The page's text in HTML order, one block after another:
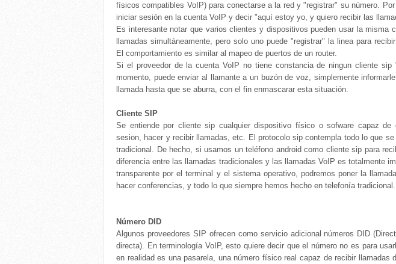
físicos compatibles VoIP) para conectarse a la red y "registrar" su número.
iniciar sesión en la cuenta VoIP y decir "aquí estoy yo, y quiero recibir las
Es interesante notar que varios clientes y dispositivos pueden usar la misma
llamadas simultáneamente, pero solo uno puede "registrar" la linea para
El comportamiento es similar al mapeo de puertos de un router.
Si el proveedor de la cuenta VoIP no tiene constancia de ningun cliente
momento, puede enviar al llamante a un buzón de voz, simplemente
llamada hasta que se aburra, con el fin enmascarar esta situación.
Cliente SIP
Se entiende por cliente sip cualquier dispositivo físico o sofware capaz de
sesion, hacer y recibir llamadas, etc. El protocolo sip contempla todo lo que
tradicional. De hecho, si usamos un teléfono android como cliente sip para
diferencia entre las llamadas tradicionales y las llamadas VoIP es totalmente
transparente por el terminal y el sistema operativo, podremos poner la
hacer conferencias, y todo lo que siempre hemos hecho en telefonía tradicional.
Número DID
Algunos proveedores SIP ofrecen como servicio adicional números DID
directa). En terminología VoIP, esto quiere decir que el número no es para
en realidad es una pasarela, una número físico real capaz de recibir llamadas